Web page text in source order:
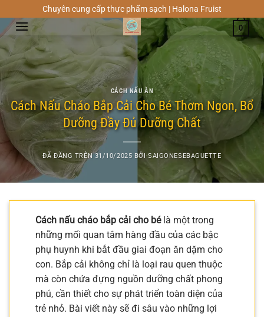
đến
nội
dung
Chuyên cung cấp thực phẩm sạch | Halona Fruist
0
CÁCH NẤU ĂN
Cách Nấu Cháo Bắp Cải Cho Bé Thơm Ngon, Bổ
Dưỡng Đầy Đủ Dưỡng Chất
ĐÃ ĐĂNG TRÊN 31/10/2025 BỞISAIGONESEBAGUETTE
Cách nấu cháo bắp cải cho bélà một trong
những mối quan tâm hàng đầu của các bậc
phụ huynh khi bắt đầu giai đoạn ăn dặm cho
con. Bắp cải không chỉ là loại rau quen thuộc
mà còn chứa đựng nguồn dưỡng chất phong
phú, cần thiết cho sự phát triển toàn diện của
trẻ nhỏ. Bài viết này sẽ đi sâu vào những lợi